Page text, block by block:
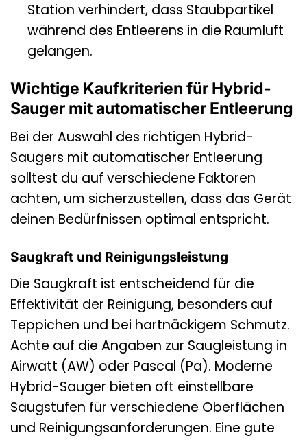
Station verhindert, dass Staubpartikel
während des Entleerens in die Raumluft
gelangen.
Wichtige Kaufkriterien für Hybrid-
Sauger mit automatischer Entleerung
Bei der Auswahl des richtigen Hybrid-
Saugers mit automatischer Entleerung
solltest du auf verschiedene Faktoren
achten, um sicherzustellen, dass das Gerät
deinen Bedürfnissen optimal entspricht.
Saugkraft und Reinigungsleistung
Die Saugkraft ist entscheidend für die
Effektivität der Reinigung, besonders auf
Teppichen und bei hartnäckigem Schmutz.
Achte auf die Angaben zur Saugleistung in
Airwatt (AW) oder Pascal (Pa). Moderne
Hybrid-Sauger bieten oft einstellbare
Saugstufen für verschiedene Oberflächen
und Reinigungsanforderungen. Eine gute